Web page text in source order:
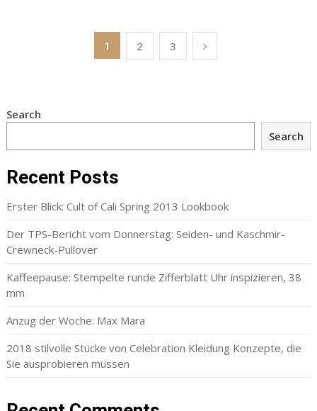
1 2 3
Search
Search
Recent Posts
Erster Blick: Cult of Cali Spring 2013 Lookbook
Der TPS-Bericht vom Donnerstag: Seiden- und Kaschmir-
Crewneck-Pullover
Kaffeepause: Stempelte runde Zifferblatt Uhr inspizieren, 38
mm
Anzug der Woche: Max Mara
2018 stilvolle Stücke von Celebration Kleidung Konzepte, die
Sie ausprobieren müssen